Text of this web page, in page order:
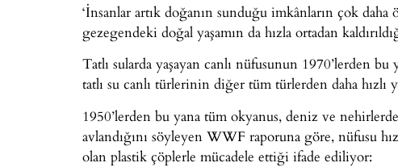
‘İnsanlar artık doğanın sunduğu imkânların çok daha
gezegendeki doğal yaşamın da hızla ortadan
Tatlı sularda yaşayan canlı nüfusunun 1970’lerden
tatlı su canlı türlerinin diğer tüm türlerden daha
1950’lerden bu yana tüm okyanus, deniz ve
avlandığını söyleyen WWF raporuna göre, nüfusu
olan plastik çöplerle mücadele ettiği ifade ediliyor: